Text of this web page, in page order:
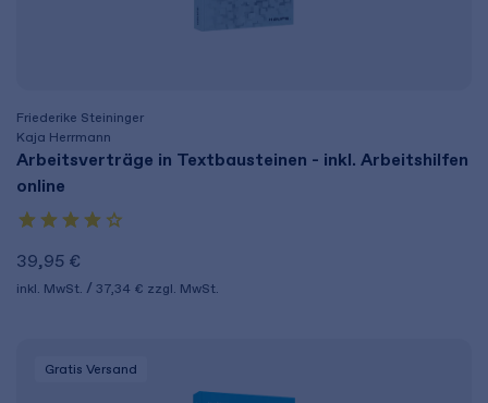
Friederike Steininger
Kaja Herrmann
Arbeitsverträge in Textbausteinen - inkl. Arbeitshilfen
online
39,95 €
inkl. MwSt. 37,34 € zzgl. MwSt.
Gratis Versand